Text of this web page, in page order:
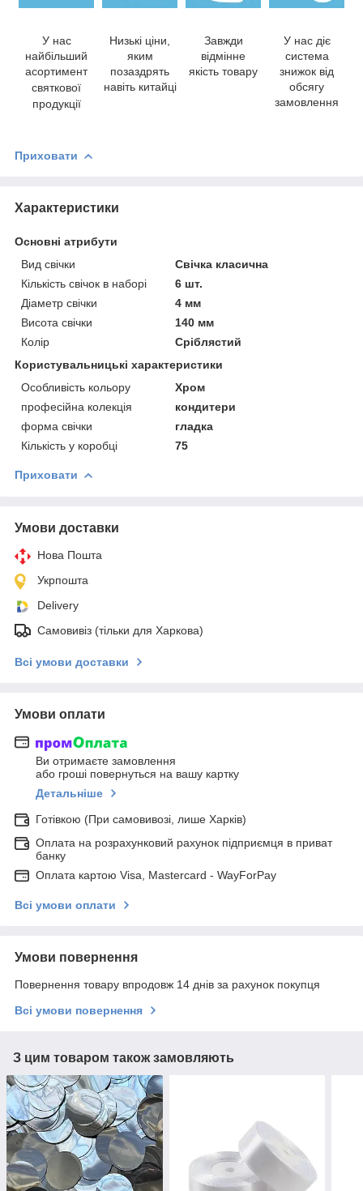
У нас
найбільший
асортимент
святкової
продукції
Низькі ціни,
яким
позаздрять
навіть китайці
Завжди
відмінне
якість товару
У нас діє
система
знижок від
обсягу
замовлення
Приховати
Характеристики
Основні атрибути
Вид свічки
Свічка класична
Кількість свічок в наборі
6 шт.
Діаметр свічки
4 мм
Висота свічки
140 мм
Колір
Сріблястий
Користувальницькі характеристики
Особливість кольору
Хром
професійна колекція
кондитери
форма свічки
гладка
Кількість у коробці
75
Приховати
Умови доставки
Нова Пошта
Укрпошта
Delivery
Самовивіз (тільки для Харкова)
Всі умови доставки
Умови оплати
Ви отримаєте замовлення
або гроші повернуться на вашу картку
Детальніше
Готівкою (При самовивозі, лише Харків)
Оплата на розрахунковий рахунок підприємця в приват
банку
Оплата картою Visa, Mastercard - WayForPay
Всі умови оплати
Умови повернення
Повернення товару впродовж 14 днів за рахунок покупця
Всі умови повернення
З цим товаром також замовляють